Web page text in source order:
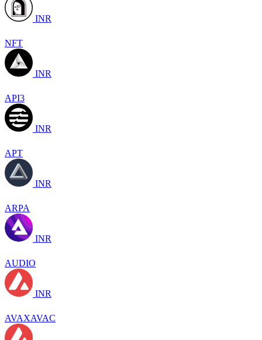
INR
NFT
INR
API3
INR
APT
INR
ARPA
INR
AUDIO
INR
AVAXAVAC